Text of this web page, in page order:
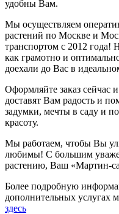
удобны Вам.
Мы осуществляем
растений по Москве и
транспортом с 2012
как грамотно и
доехали до Вас в
Оформляйте заказ сейчас
доставят Вам радость и
задумки, мечты в саду и
красоту.
Мы работаем, чтобы Вы
любимы! С большим
растению, Ваш «Мартин-
Более подробную
дополнительных услугах
здесь